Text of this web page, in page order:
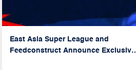
East Asia Super League and
Feedconstruct Announce Exclusive